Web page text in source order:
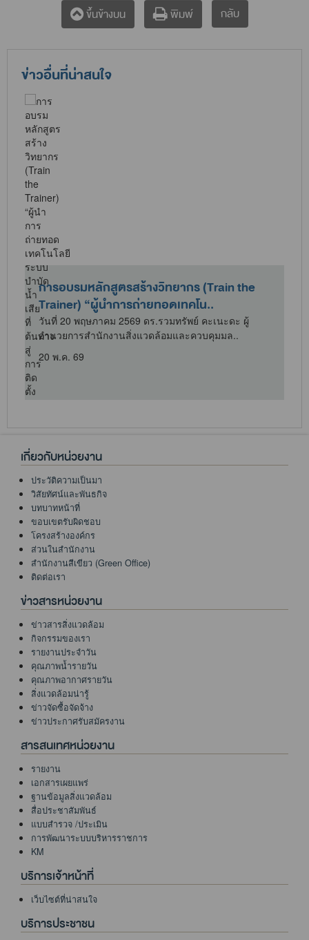
ขึ้นข้างบน พิมพ์ กลับ
ข่าวอื่นที่น่าสนใจ
การอบรมหลักสูตรสร้างวิทยากร (Train the
Trainer) “ผู้นำการถ่ายทอดเทคโน..
วันที่ 20 พฤษภาคม 2569 ดร.รวมทรัพย์ คะเนะดะ ผู้
อำนวยการสำนักงานสิ่งแวดล้อมและควบคุมมล..
20 พ.ค. 69
เกี่ยวกับหน่วยงาน
ประวัติความเป็นมา
วิสัยทัศน์และพันธกิจ
บทบาทหน้าที่
ขอบเขตรับผิดชอบ
โครงสร้างองค์กร
ส่วนในสำนักงาน
สำนักงานสีเขียว (Green Office)
ติดต่อเรา
ข่าวสารหน่วยงาน
ข่าวสารสิ่งแวดล้อม
กิจกรรมของเรา
รายงานประจำวัน
คุณภาพน้ำรายวัน
คุณภาพอากาศรายวัน
สิ่งแวดล้อมน่ารู้
ข่าวจัดซื้อจัดจ้าง
ข่าวประกาศรับสมัครงาน
สารสนเทศหน่วยงาน
รายงาน
เอกสารเผยแพร่
ฐานข้อมูลสิ่งแวดล้อม
สื่อประชาสัมพันธ์
แบบสำรวจ /ประเมิน
การพัฒนาระบบบริหารราชการ
KM
บริการเจ้าหน้าที่
เว็บไซต์ที่น่าสนใจ
บริการประชาชน